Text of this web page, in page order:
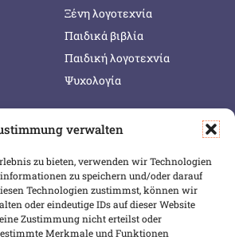
verwalten
zu bieten, verwenden wir Technologien
zu speichern und/oder darauf
Technologien zustimmst, können wir
oder eindeutige IDs auf dieser Website
Zustimmung nicht erteilst oder
Merkmale und Funktionen
Ξένη λογοτεχνία
Παιδικά βιβλία
Παιδική λογοτεχνία
Ψυχολογία
SICHER BEZAHLEN